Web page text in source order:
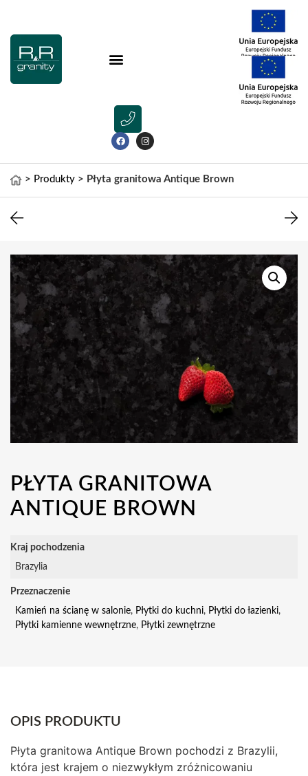
> Produkty > Płyta granitowa Antique Brown
PŁYTA GRANITOWA
ANTIQUE BROWN
Kraj pochodzenia
Brazylia
Przeznaczenie
Kamień na ścianę w salonie, Płytki do kuchni, Płytki do łazienki,
Płytki kamienne wewnętrzne, Płytki zewnętrzne
OPIS PRODUKTU
Płyta granitowa Antique Brown pochodzi z Brazylii,
która jest krajem o niezwykłym zróżnicowaniu